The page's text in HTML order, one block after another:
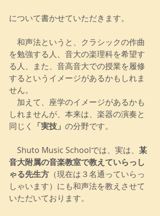
について書かせていただきます。
和声法というと、クラシックの作曲
を勉強する人、音大の楽理科を希望す
る人、また、音高音大での授業を履修
するというイメージがあるかもしれま
せん。
加えて、座学のイメージがあるかも
しれませんが、本来は、楽器の演奏と
同じく
「実技」 の分野です。
Shuto Music Schoolでは、実は、 某
音大附属の音楽教室で教えていらっし
ゃる先生方 （現在は３名通っていらっ
しゃいます）にも和声法を教えさせて
いただいております。